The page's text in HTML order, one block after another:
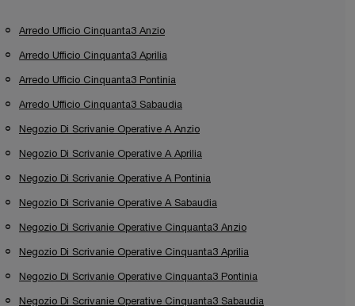
Arredo Ufficio Cinquanta3 Anzio
Arredo Ufficio Cinquanta3 Aprilia
Arredo Ufficio Cinquanta3 Pontinia
Arredo Ufficio Cinquanta3 Sabaudia
Negozio Di Scrivanie Operative A Anzio
Negozio Di Scrivanie Operative A Aprilia
Negozio Di Scrivanie Operative A Pontinia
Negozio Di Scrivanie Operative A Sabaudia
Negozio Di Scrivanie Operative Cinquanta3 Anzio
Negozio Di Scrivanie Operative Cinquanta3 Aprilia
Negozio Di Scrivanie Operative Cinquanta3 Pontinia
Negozio Di Scrivanie Operative Cinquanta3 Sabaudia